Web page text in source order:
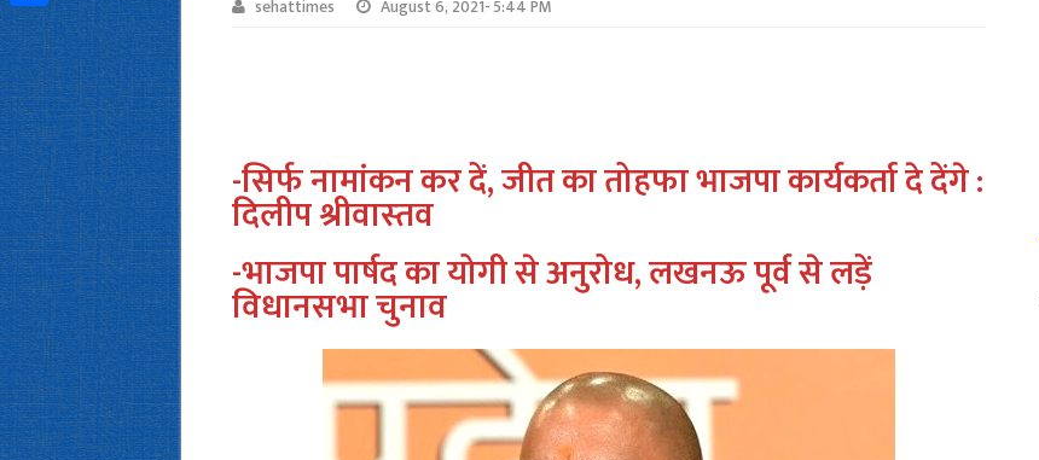
sehattimes August 6, 2021- 5:44 PM
-सिर्फ नामांकन कर दें, जीत का तोहफा भाजपा कार्यकर्ता दे देंगे :
दिलीप श्रीवास्‍तव
-भाजपा पार्षद का योगी से अनुरोध, लखनऊ पूर्व से लड़ें
विधानसभा चुनाव
Share